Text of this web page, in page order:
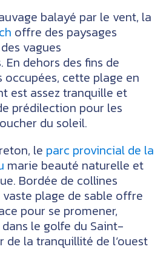
balayé par le vent, la
offre des paysages
vagues
dehors des fins de
occupées, cette plage en
est assez tranquille et
prédilection pour les
du soleil.
le parc provincial de la
marie beauté naturelle et
Bordée de collines
plage de sable offre
pour se promener,
le golfe du Saint-
la tranquillité de l’ouest